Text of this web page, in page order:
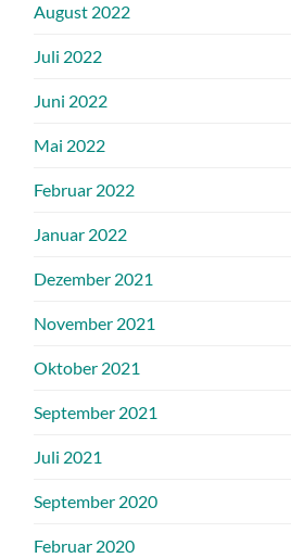
August 2022
Juli 2022
Juni 2022
Mai 2022
Februar 2022
Januar 2022
Dezember 2021
November 2021
Oktober 2021
September 2021
Juli 2021
September 2020
Februar 2020